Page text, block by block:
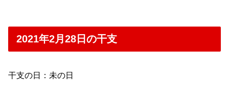
2021年2月28日の干支
干支の日：未の日